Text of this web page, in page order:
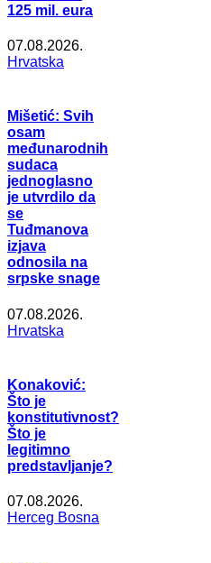
125 mil. eura
07.08.2026.
Hrvatska
Mišetić: Svih
osam
međunarodnih
sudaca
jednoglasno
je utvrdilo da
se
Tuđmanova
izjava
odnosila na
srpske snage
07.08.2026.
Hrvatska
Konaković:
Što je
konstitutivnost?
Što je
legitimno
predstavljanje?
07.08.2026.
Herceg Bosna